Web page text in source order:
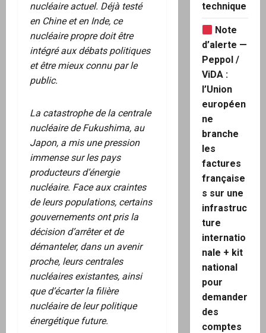
nucléaire actuel. Déjà testé
en Chine et en Inde, ce
nucléaire propre doit être
intégré aux débats politiques
et être mieux connu par le
public.
La catastrophe de la centrale
nucléaire de Fukushima, au
Japon, a mis une pression
immense sur les pays
producteurs d’énergie
nucléaire. Face aux craintes
de leurs populations, certains
gouvernements ont pris la
décision d’arrêter et de
démanteler, dans un avenir
proche, leurs centrales
nucléaires existantes, ainsi
que d’écarter la filière
nucléaire de leur politique
énergétique future.
technique
Note
d’alerte —
Peppol /
ViDA :
l’Union
européen
ne
branche
les
factures
française
s sur une
infrastruc
ture
internatio
nale + kit
national
pour
demander
des
comptes